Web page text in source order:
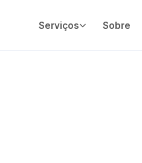
Serviços Sobre